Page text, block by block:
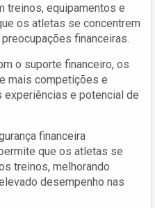
treinos, equipamentos e
os atletas se concentrem
financeiras.
o suporte financeiro, os
mais competições e
experiências e potencial de
financeira
que os atletas se
treinos, melhorando
desempenho nas